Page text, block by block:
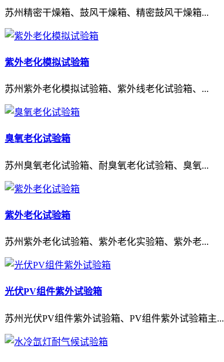
苏州精密干燥箱、鼓风干燥箱、精密鼓风干燥箱...
紫外老化模拟试验箱
苏州紫外老化模拟试验箱、紫外线老化试验箱、...
臭氧老化试验箱
苏州臭氧老化试验箱、耐臭氧老化试验箱、臭氧...
紫外老化试验箱
苏州紫外老化试验箱、紫外老化实验箱、紫外老...
光伏PV组件紫外试验箱
苏州光伏PV组件紫外试验箱、PV组件紫外试验箱主...